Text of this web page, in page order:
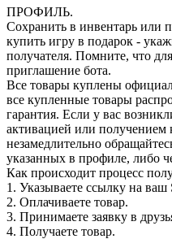
ПРОФИЛЬ.
Сохранить в инвентарь или
купить игру в подарок -
получателя. Помните, что
приглашение бота.
Все товары куплены
все купленные товары
гарантия. Если у вас
активацией или получением
незамедлительно
указанных в профиле, либо
Как происходит процесс
1. Указываете ссылку на ваш
2. Оплачиваете товар.
3. Принимаете заявку в
4. Получаете товар.